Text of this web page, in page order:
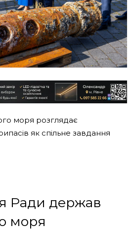
моря розглядає
як спільне завдання
Ради держав
моря